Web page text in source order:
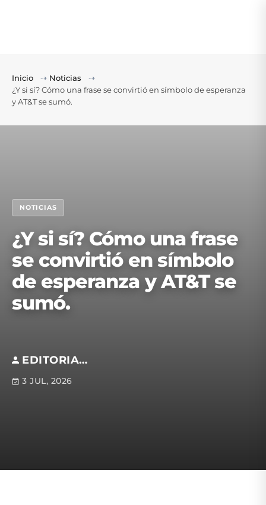
Inicio ⇢ Noticias
⇢
¿Y si sí? Cómo una frase se convirtió en símbolo de esperanza
y AT&T se sumó.
NOTICIAS
¿Y si sí? Cómo una frase
se convirtió en símbolo
de esperanza y AT&T se
sumó.
EDITORIAL S.M
3 JUL, 2026